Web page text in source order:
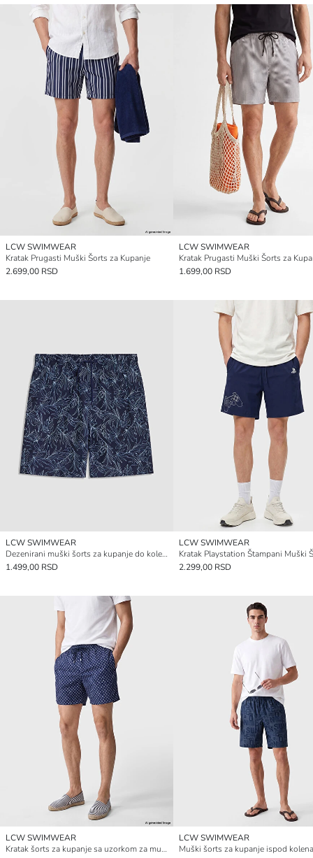
LCW SWIMWEAR
Kratak Prugasti Muški Šorts za Kupanje
2.699,00 RSD
LCW SWIMWEAR
Kratak Prugasti Muški Šorts za
1.699,00 RSD
LCW SWIMWEAR
Dezenirani muški šorts za kupanje do kolena
1.499,00 RSD
LCW SWIMWEAR
2.299,00 RSD
LCW SWIMWEAR
Kratak šorts za kupanje sa uzorkom za muškarce
LCW SWIMWEAR